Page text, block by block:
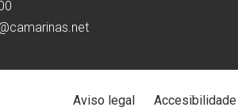
Aviso legal Accesibilidade